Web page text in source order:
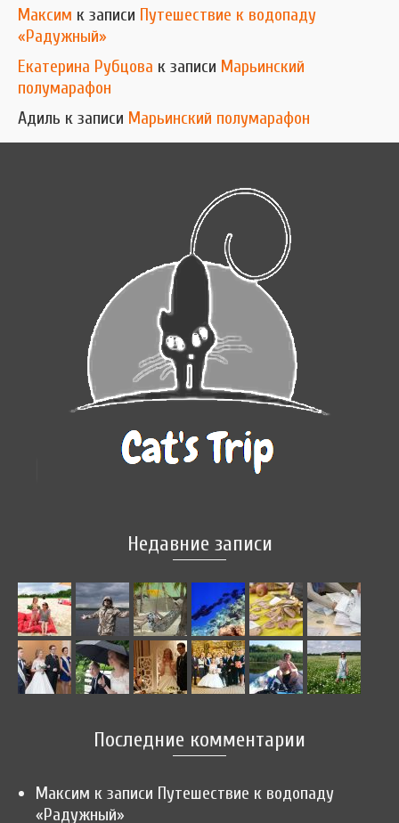
Максим к записи Путешествие к водопаду
«Радужный»
Екатерина Рубцова к записи Марьинский
полумарафон
Адиль к записи Марьинский полумарафон
Недавние записи
Последние комментарии
Максим к записи Путешествие к водопаду
«Радужный»